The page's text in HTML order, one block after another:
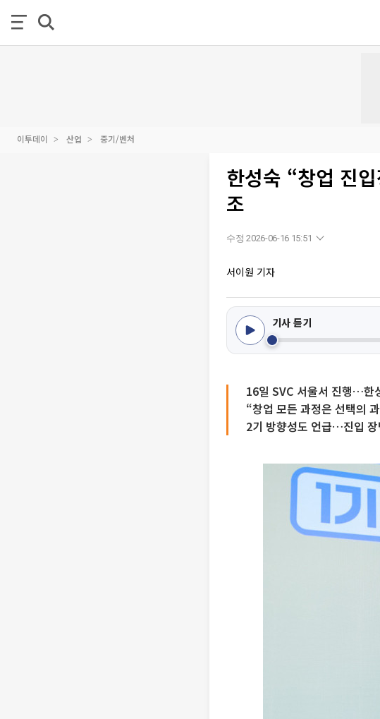
이투데이 산업 중기/벤처
한성숙 “창업 진
조
수정 2026-06-16 15:51
서이원 기자
기사 듣기
16일 SVC 서울서 진행…한
“창업 모든 과정은 선택의
2기 방향성도 언급…진입 장